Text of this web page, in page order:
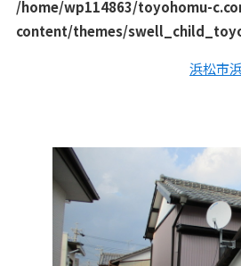
/home/wp114863/toyohomu-
content/themes/
屋根から雨漏りがすると連絡ありま
浜松市